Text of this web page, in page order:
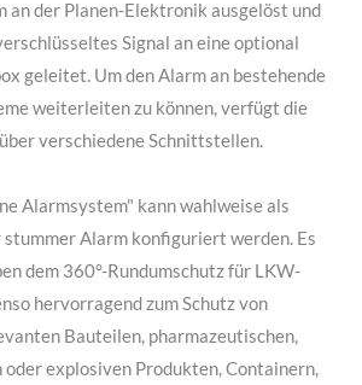
jeweiligen Planen-Innenseite (LKW
Bei Beschädigung wird ein
an der Planen-Elektronik ausgelöst und
Signal an eine optional
geleitet. Um den Alarm an bestehende
verschiedene Schnittstellen.
Alarmsystem" kann wahlweise als
stummer Alarm konfiguriert werden. Es
dem 360°-Rundumschutz für LKW-
hervorragend zum Schutz von